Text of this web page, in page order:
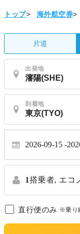
トップ> 海外航空券>
片道
出発地
到着地
2026-09-15
1搭乗者, エコ
直行便のみ ※乗り